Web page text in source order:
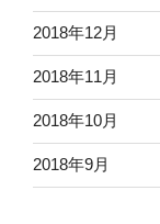
2018年12月
2018年11月
2018年10月
2018年9月